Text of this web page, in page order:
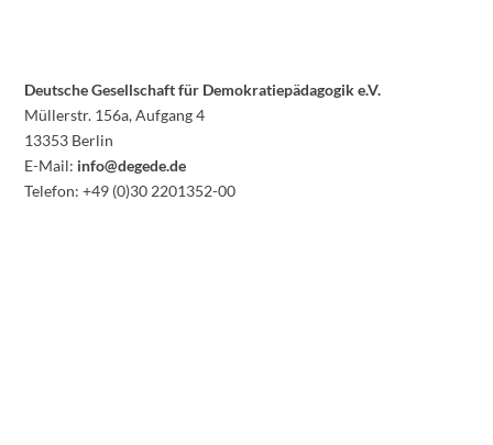
Deutsche Gesellschaft für Demokratiepädagogik e.V.
Müllerstr. 156a, Aufgang 4
13353 Berlin
E-Mail: info@degede.de
Telefon: +49 (0)30 2201352-00